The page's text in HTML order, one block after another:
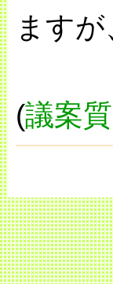
ますが
(議案